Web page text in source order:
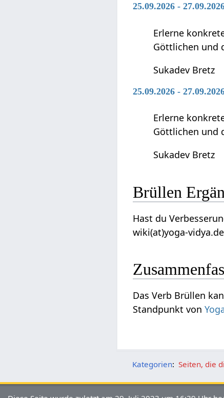
25.09.2026 -
Erlerne
Göttlichen und
Sukadev Bretz
25.09.2026 -
Erlerne
Göttlichen und
Sukadev Bretz
Brüllen‏‎
Hast du
wiki(at)yoga-
Das
Standpunkt von
Kategorien: Seiten, die